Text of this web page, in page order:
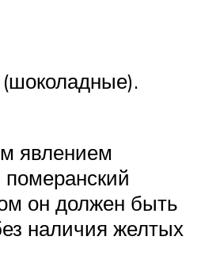
явлением
он должен быть
наличия желтых